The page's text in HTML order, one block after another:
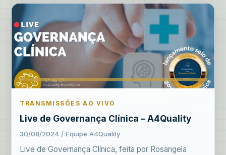
TRANSMISSÕES AO VIVO
Live de Governança Clínica – A4Quality
30/08/2024 / Equipe A4Quality
Live de Governança Clínica, feita por Rosangela